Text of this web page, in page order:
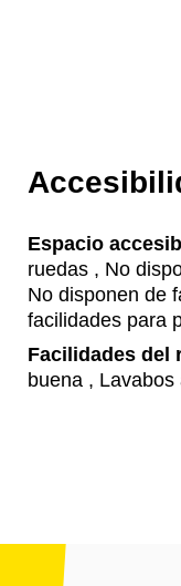
Espacio
ruedas , No
No disponen de
facilidades para
Facilidades del
buena ,